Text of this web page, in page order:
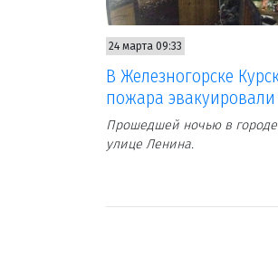
24 марта 09:33
В Железногорске
пожара эвакуировали
Прошедшей ночью в городе
улице Ленина.